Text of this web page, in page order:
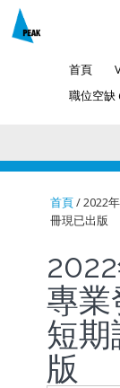
首頁
職位空缺
You
首頁/ 2022
冊現已出版
專業
短期
版